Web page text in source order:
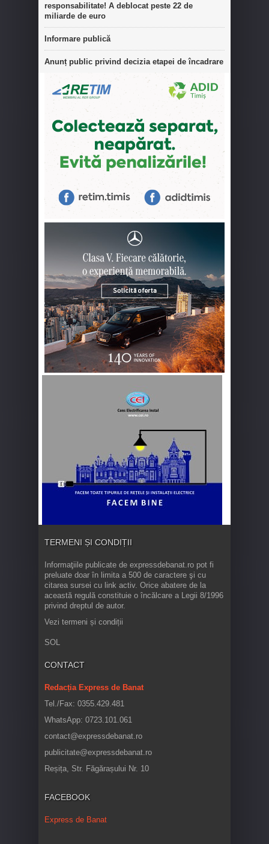
responsabilitate! A deblocat peste 22 de
miliarde de euro
Informare publică
Anunț public privind decizia etapei de încadrare
TERMENI ȘI CONDIȚII
Informaţiile publicate de expressdebanat.ro pot fi
preluate doar în limita a 500 de caractere şi cu
citarea sursei cu link activ. Orice abatere de la
această regulă constituie o încălcare a Legii 8/1996
privind dreptul de autor.
Vezi termeni și condiții
SOL
CONTACT
Redacția Express de Banat
Tel./Fax: 0355.429.481
WhatsApp: 0723.101.061
contact@expressdebanat.ro
publicitate@expressdebanat.ro
Reșița, Str. Făgărașului Nr. 10
FACEBOOK
Express de Banat